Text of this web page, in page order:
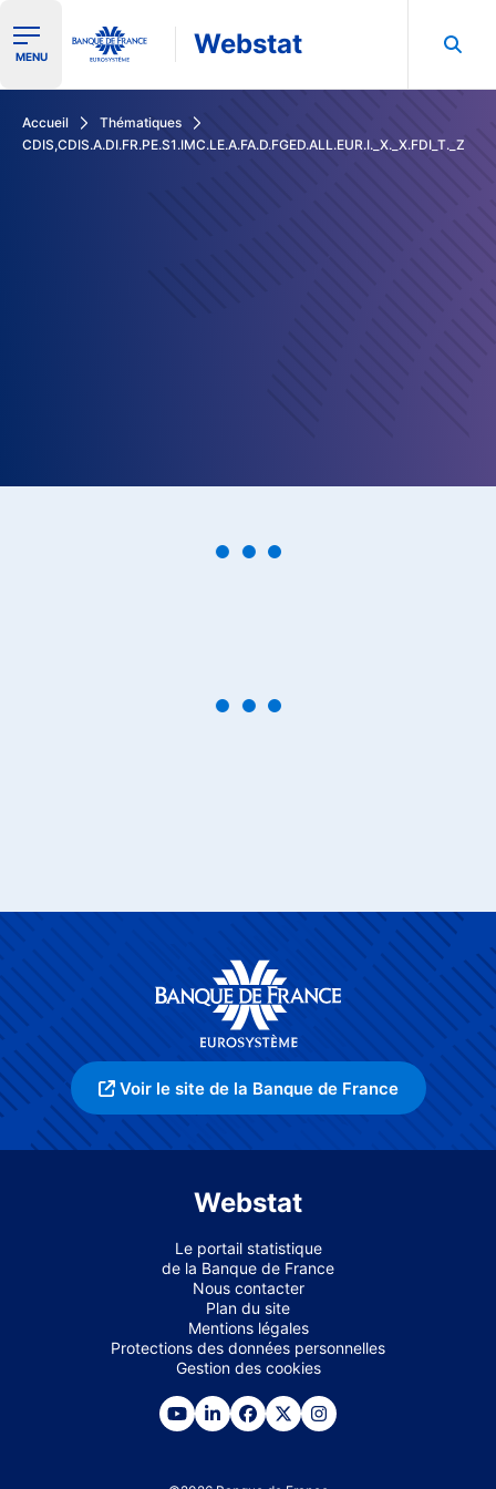
Ouvrir le menu de navigation
MENU Webstat
Accueil
Thématiques
CDIS,CDIS.A.DI.FR.PE.S1.IMC.LE.A.FA.D.FGED.ALL.EUR.I._X._X.FDI_T._Z
Voir le site de la Banque de France
Webstat
Le portail statistique
de la Banque de France
Nous contacter
Plan du site
Mentions légales
Protections des données personnelles
Gestion des cookies